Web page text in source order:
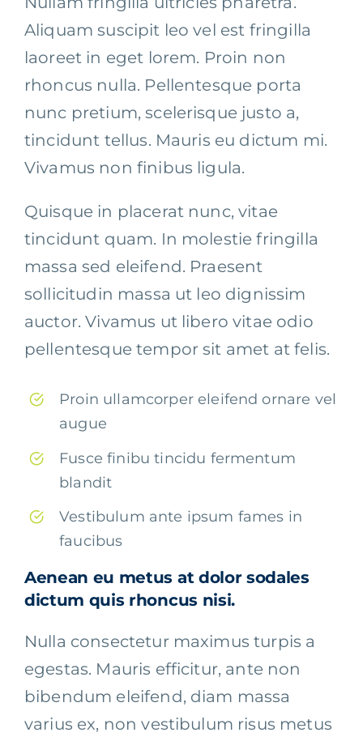
Aliquam suscipit leo vel est fringilla
laoreet in eget lorem. Proin non
rhoncus nulla. Pellentesque porta
nunc pretium, scelerisque justo a,
tincidunt tellus. Mauris eu dictum mi.
Vivamus non finibus ligula.
Quisque in placerat nunc, vitae
tincidunt quam. In molestie fringilla
massa sed eleifend. Praesent
sollicitudin massa ut leo dignissim
auctor. Vivamus ut libero vitae odio
pellentesque tempor sit amet at felis.
Proin ullamcorper eleifend ornare vel
augue
Fusce finibu tincidu fermentum
blandit
Vestibulum ante ipsum fames in
faucibus
Aenean eu metus at dolor sodales
dictum quis rhoncus nisi.
Nulla consectetur maximus turpis a
egestas. Mauris efficitur, ante non
bibendum eleifend, diam massa
varius ex, non vestibulum risus metus